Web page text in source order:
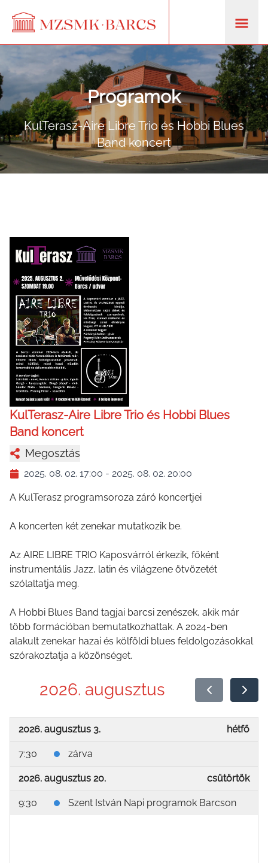
Programok
KulTerasz-Aire Libre Trio és Hobbi Blues
Band koncert
KulTerasz-Aire Libre Trio és Hobbi Blues
Band koncert
Megosztás
2025. 08. 02. 17:00 - 2025. 08. 02. 20:00
A KulTerasz programsoroza záró koncertjei
A koncerten két zenekar mutatkozik be.
Az AIRE LIBRE TRIO Kaposvárról érkezik, főként
instrumentális Jazz, latin és világzene ötvözetét
szólaltatja meg.
A Hobbi Blues Band tagjai barcsi zenészek, akik már
több formációban bemutatkozhattak. A 2024-ben
alakult zenekar hazai és kölföldi blues feldolgozásokkal
szórakoztatja a közönséget.
2026. augusztus
2026. augusztus 3. hétfő
7:30 zárva
2026. augusztus 20. csütörtök
9:30 Szent István Napi programok Barcson